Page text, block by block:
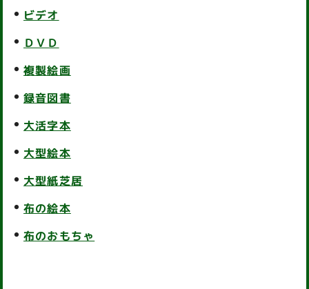
ビデオ
ＤＶＤ
複製絵画
録音図書
大活字本
大型絵本
大型紙芝居
布の絵本
布のおもちゃ